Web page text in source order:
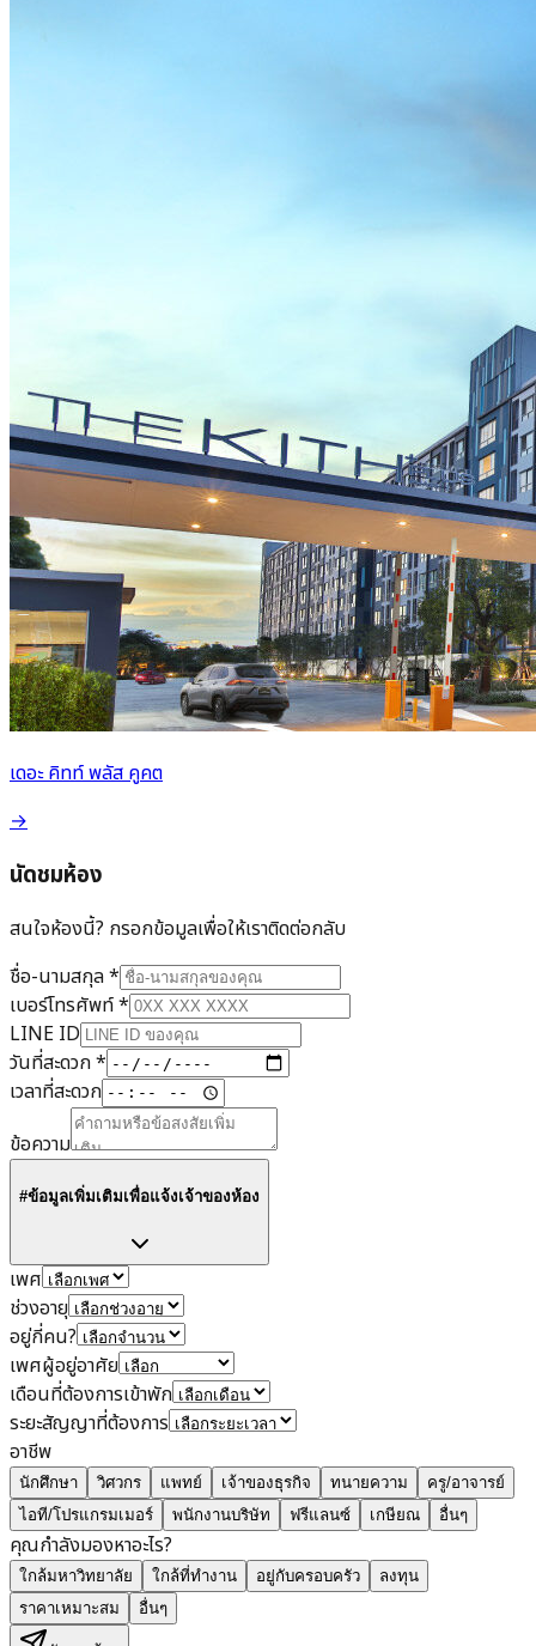
เดอะ คิทท์ พลัส คูคต
→
นัดชมห้อง
สนใจห้องนี้? กรอกข้อมูลเพื่อให้เราติดต่อกลับ
ชื่อ-นามสกุล*
เบอร์โทรศัพท์*
LINE ID
วันที่สะดวก*
เวลาที่สะดวก
ข้อความ
#ข้อมูลเพิ่มเติมเพื่อแจ้งเจ้าของห้อง
เพศ
ช่วงอายุ
อยู่กี่คน?
เพศผู้อยู่อาศัย
เดือนที่ต้องการเข้าพัก
ระยะสัญญาที่ต้องการ
อาชีพ
นักศึกษา วิศวกร แพทย์ เจ้าของธุรกิจ ทนายความ
ครู/อาจารย์
ไอที/โปรแกรมเมอร์
พนักงานบริษัท ฟรีแลนซ์ เกษียณ อื่นๆ
คุณกำลังมองหาอะไร?
ใกล้มหาวิทยาลัย ใกล้ที่ทำงาน อยู่กับครอบครัว
ลงทุน
ราคาเหมาะสม
อื่นๆ